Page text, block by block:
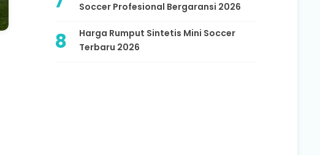
Soccer Profesional Bergaransi 2026
Harga Rumput Sintetis Mini Soccer
Terbaru 2026